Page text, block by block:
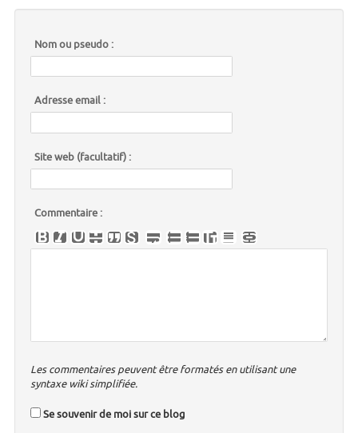
Nom ou pseudo :
Adresse email :
Site web (facultatif) :
Commentaire :
Les commentaires peuvent être formatés en utilisant une
syntaxe wiki simplifiée.
Se souvenir de moi sur ce blog